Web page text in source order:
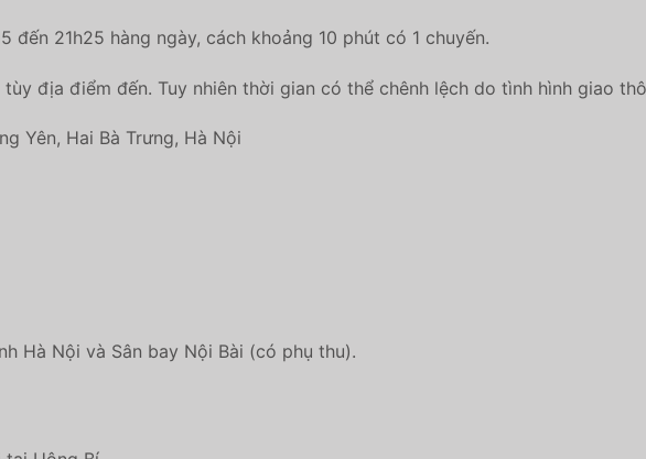
đến 21h25 hàng ngày, cách khoảng 10 phút có 1 chuyến.
địa điểm đến. Tuy nhiên thời gian có thể chênh lệch do tình hình giao
Yên, Hai Bà Trưng, Hà Nội
Hà Nội và Sân bay Nội Bài (có phụ thu).